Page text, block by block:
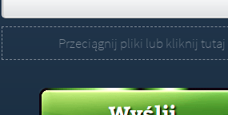
Przeciągnij pliki lub kliknij tutaj